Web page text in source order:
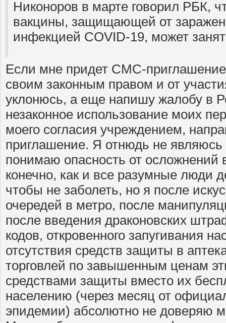
Никоноров в марте говорил РБК,
вакцины, защищающей от
инфекцией COVID-19, может
Если мне придет СМС-
своим законным правом и от
уклонюсь, а еще напишу жалобу в
незаконное использование моих
моего согласия учреждением,
приглашение. Я отнюдь не
понимаю опасность от осложнений
конечно, как и все разумные люди
чтобы не заболеть, но я после
очередей в метро, после
после введения драконовских
кодов, откровенного запугивания
отсутствия средств защиты в
торговлей по завышенным ценам
средствами защиты вместо их
населению (через месяц от
эпидемии) абсолютно не доверяю